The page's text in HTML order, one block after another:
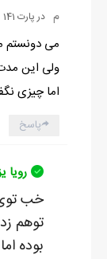
م در پارت 141
می دونستم
ولی این
اما چیزی
پاسخ
رویا
خب
توهم
بوده